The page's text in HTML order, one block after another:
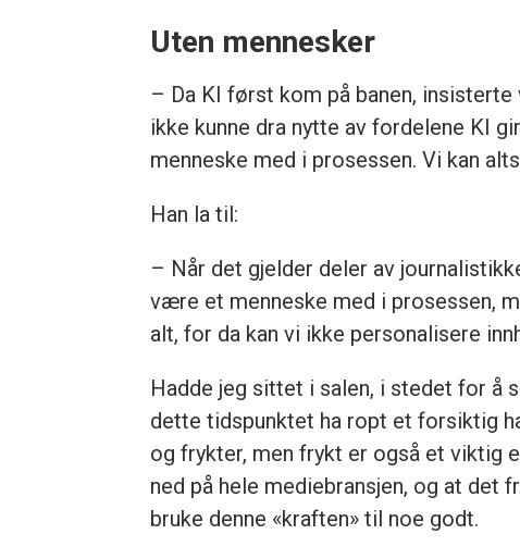
Uten mennesker
– Da KI først kom på banen,
ikke kunne dra nytte av fordelene KI
menneske med i prosessen. Vi kan
Han la til:
– Når det gjelder deler av
være et menneske med i prosessen,
alt, for da kan vi ikke personalisere
Hadde jeg sittet i salen, i stedet for å
dette tidspunktet ha ropt et forsiktig
og frykter, men frykt er også et viktig
ned på hele mediebransjen, og at
bruke denne «kraften» til noe godt.